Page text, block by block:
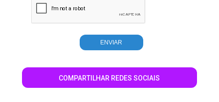
COMPARTILHAR REDES SOCIAIS